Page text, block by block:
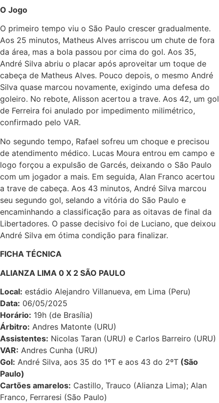
O Jogo
O primeiro tempo viu o São Paulo crescer gradualmente.
Aos 25 minutos, Matheus Alves arriscou um chute de fora
da área, mas a bola passou por cima do gol. Aos 35,
André Silva abriu o placar após aproveitar um toque de
cabeça de Matheus Alves. Pouco depois, o mesmo André
Silva quase marcou novamente, exigindo uma defesa do
goleiro. No rebote, Alisson acertou a trave. Aos 42, um gol
de Ferreira foi anulado por impedimento milimétrico,
confirmado pelo VAR.
No segundo tempo, Rafael sofreu um choque e precisou
de atendimento médico. Lucas Moura entrou em campo e
logo forçou a expulsão de Garcés, deixando o São Paulo
com um jogador a mais. Em seguida, Alan Franco acertou
a trave de cabeça. Aos 43 minutos, André Silva marcou
seu segundo gol, selando a vitória do São Paulo e
encaminhando a classificação para as oitavas de final da
Libertadores. O passe decisivo foi de Luciano, que deixou
André Silva em ótima condição para finalizar.
FICHA TÉCNICA
ALIANZA LIMA 0 X 2 SÃO PAULO
Local: estádio Alejandro Villanueva, em Lima (Peru)
Data: 06/05/2025
Horário: 19h (de Brasília)
Árbitro: Andres Matonte (URU)
Assistentes: Nicolas Taran (URU) e Carlos Barreiro (URU)
VAR: Andres Cunha (URU)
Gol: André Silva, aos 35 do 1ºT e aos 43 do 2ºT (São
Paulo)
Cartões amarelos: Castillo, Trauco (Alianza Lima); Alan
Franco, Ferraresi (São Paulo)